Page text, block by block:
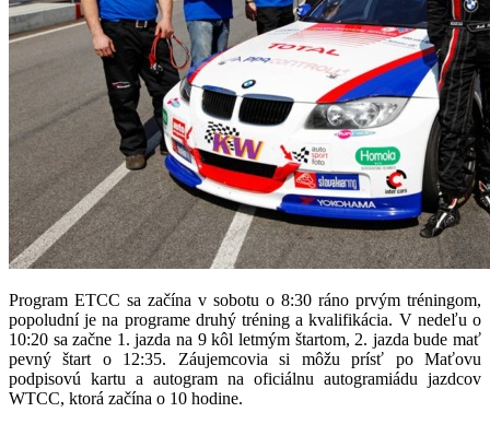
Program ETCC sa začína v sobotu o 8:30 ráno prvým tréningom,
popoludní je na programe druhý tréning a kvalifikácia. V nedeľu o
10:20 sa začne 1. jazda na 9 kôl letmým štartom, 2. jazda bude mať
pevný štart o 12:35. Záujemcovia si môžu prísť po Maťovu
podpisovú kartu a autogram na oficiálnu autogramiádu jazdcov
WTCC, ktorá začína o 10 hodine.